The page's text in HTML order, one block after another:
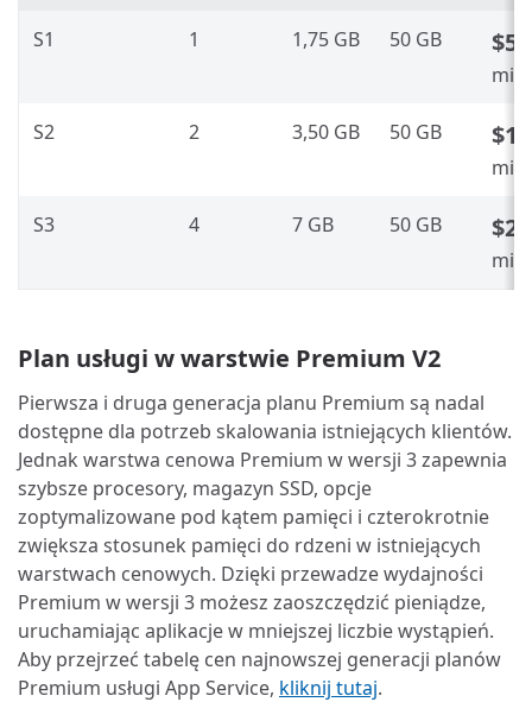
S1 1 1,75 GB 50 GB
S2 2 3,50 GB 50 GB
S3 4 7 GB 50 GB
Plan usługi w warstwie Premium V2
Pierwsza i druga generacja planu Premium są nadal
dostępne dla potrzeb skalowania istniejących klientów.
Jednak warstwa cenowa Premium w wersji 3 zapewnia
szybsze procesory, magazyn SSD, opcje
zoptymalizowane pod kątem pamięci i czterokrotnie
zwiększa stosunek pamięci do rdzeni w istniejących
warstwach cenowych. Dzięki przewadze wydajności
Premium w wersji 3 możesz zaoszczędzić pieniądze,
uruchamiając aplikacje w mniejszej liczbie wystąpień.
Aby przejrzeć tabelę cen najnowszej generacji planów
Premium usługi App Service, kliknij tutaj.